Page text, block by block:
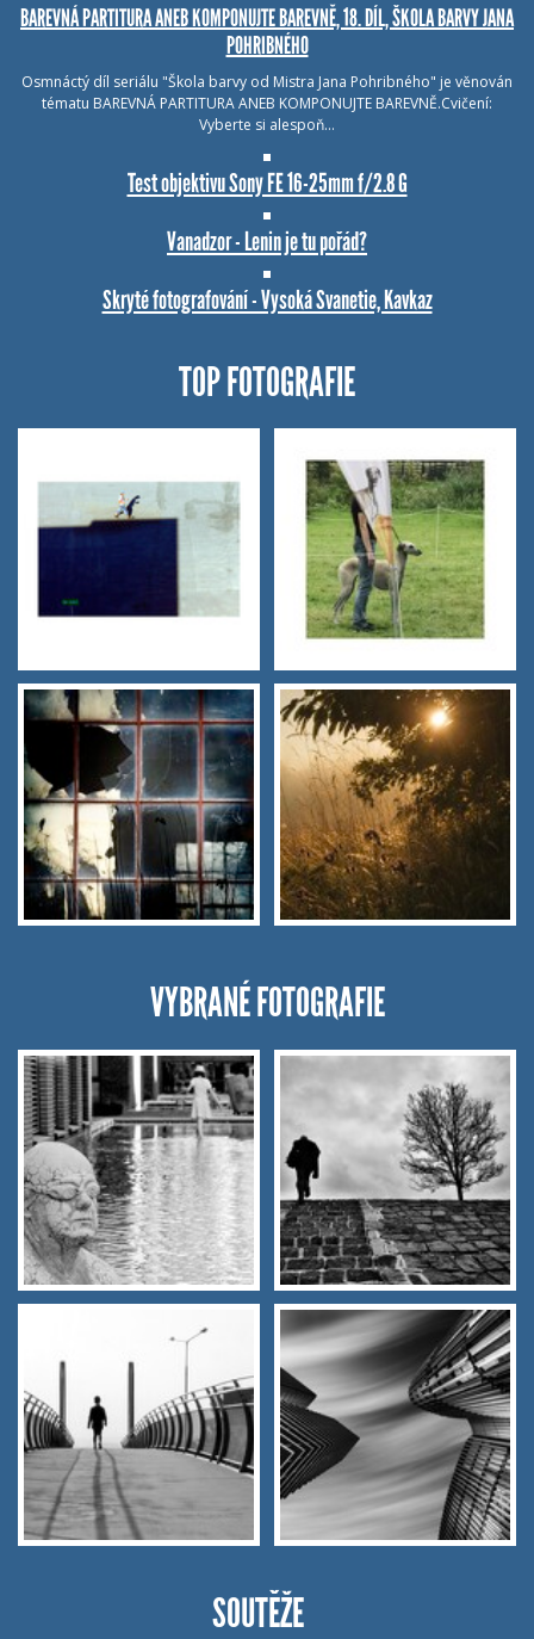
BAREVNÁ PARTITURA ANEB KOMPONUJTE BAREVNĚ, 18. DÍL, ŠKOLA BARVY JANA
POHRIBNÉHO
Osmnáctý díl seriálu "Škola barvy od Mistra Jana Pohribného" je věnován
tématu BAREVNÁ PARTITURA ANEB KOMPONUJTE BAREVNĚ.Cvičení:
Vyberte si alespoň…
Test objektivu Sony FE 16-25mm f/2.8 G
Vanadzor - Lenin je tu pořád?
Skryté fotografování - Vysoká Svanetie, Kavkaz
TOP FOTOGRAFIE
VYBRANÉ FOTOGRAFIE
SOUTĚŽE